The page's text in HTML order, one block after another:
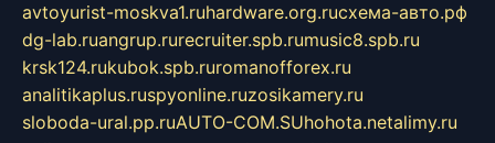
avtoyurist-moskva1.ruhardware.org.ruсхема-авто.рф
dg-lab.ruangrup.rurecruiter.spb.rumusic8.spb.ru
krsk124.rukubok.spb.ruromanofforex.ru
analitikaplus.ruspyonline.ruzosikamery.ru
sloboda-ural.pp.ruAUTO-COM.SUhohota.netalimy.ru